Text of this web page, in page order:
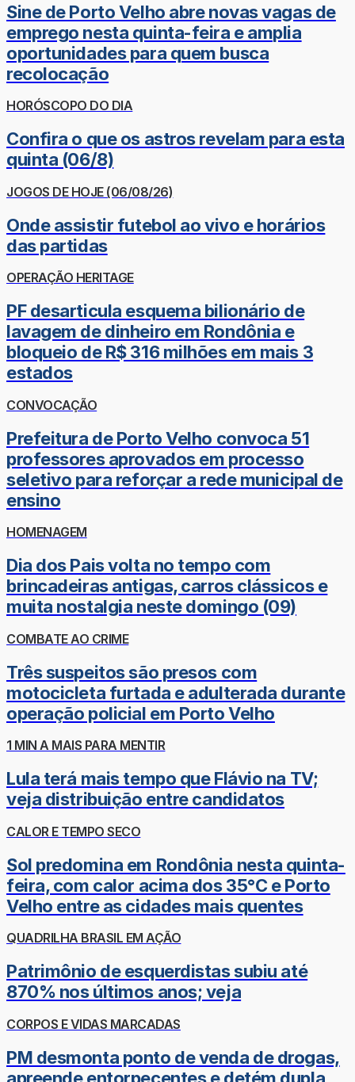
Sine de Porto Velho abre novas vagas de
emprego nesta quinta-feira e amplia
oportunidades para quem busca
recolocação
HORÓSCOPO DO DIA
Confira o que os astros revelam para esta
quinta (06/8)
JOGOS DE HOJE (06/08/26)
Onde assistir futebol ao vivo e horários
das partidas
OPERAÇÃO HERITAGE
PF desarticula esquema bilionário de
lavagem de dinheiro em Rondônia e
bloqueio de R$ 316 milhões em mais 3
estados
CONVOCAÇÃO
Prefeitura de Porto Velho convoca 51
professores aprovados em processo
seletivo para reforçar a rede municipal de
ensino
HOMENAGEM
Dia dos Pais volta no tempo com
brincadeiras antigas, carros clássicos e
muita nostalgia neste domingo (09)
COMBATE AO CRIME
Três suspeitos são presos com
motocicleta furtada e adulterada durante
operação policial em Porto Velho
1 MIN A MAIS PARA MENTIR
Lula terá mais tempo que Flávio na TV;
veja distribuição entre candidatos
CALOR E TEMPO SECO
Sol predomina em Rondônia nesta quinta-
feira, com calor acima dos 35°C e Porto
Velho entre as cidades mais quentes
QUADRILHA BRASIL EM AÇÃO
Patrimônio de esquerdistas subiu até
870% nos últimos anos; veja
CORPOS E VIDAS MARCADAS
PM desmonta ponto de venda de drogas,